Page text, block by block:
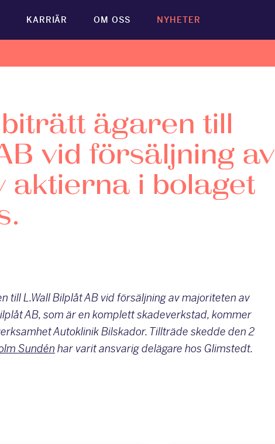
KARRIÄR OM OSS NYHETER
ägaren till
vid försäljning av
aktierna i bolaget
till L.Wall Bilplåt AB vid försäljning av majoriteten av
AB, som är en komplett skadeverkstad, kommer
Autoklinik Bilskador. Tillträde skedde den 2
Sundén har varit ansvarig delägare hos Glimstedt.